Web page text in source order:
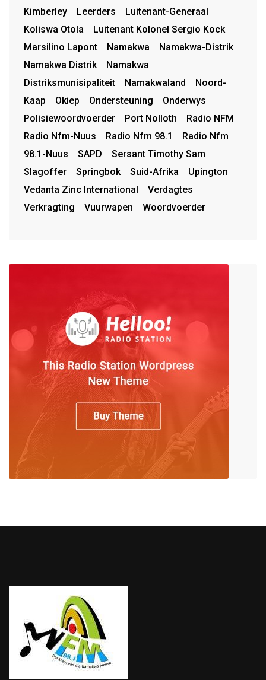
Kimberley
Leerders
Luitenant-Generaal
Koliswa Otola
Luitenant Kolonel Sergio Kock
Marsilino Lapont
Namakwa
Namakwa-Distrik
Namakwa Distrik
Namakwa
Distriksmunisipaliteit
Namakwaland
Noord-
Kaap
Okiep Ondersteuning
Onderwys
Polisiewoordvoerder
Port Nolloth
Radio NFM
Radio Nfm-Nuus
Radio Nfm 98.1
Radio Nfm
98.1-Nuus
SAPD
Sersant Timothy Sam
Slagoffer
Springbok Suid-Afrika
Upington
Vedanta Zinc International
Verdagtes
Verkragting
Vuurwapen Woordvoerder